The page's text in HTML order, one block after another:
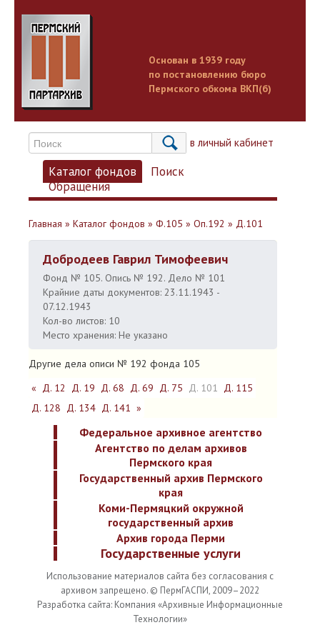
Основан в 1939 году
по постановлению бюро
Пермского обкома ВКП(б)
Вход в личный кабинет
Каталог фондов
Поиск
Обращения
Главная » Каталог фондов » Ф.105 » Оп.192 » Д.101
Добродеев Гаврил Тимофеевич
Фонд № 105. Опись № 192. Дело № 101
Крайние даты документов: 23.11.1943 -
07.12.1943
Кол-во листов: 10
Место хранения: Не указано
Другие дела описи № 192 фонда 105
« Д. 12 Д. 19 Д. 68 Д. 69 Д. 75 Д. 101 Д. 115
Д. 128 Д. 134 Д. 141 »
Федеральное архивное агентство
Агентство по делам архивов
Пермского края
Государственный архив Пермского
края
Коми-Пермяцкий окружной
государственный архив
Архив города Перми
Государственные услуги
Использование материалов сайта без согласования с
архивом запрещено. © ПермГАСПИ, 2009–2022
Разработка сайта: Компания «Архивные Информационные
Технологии»